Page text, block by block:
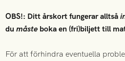
OBS!: Ditt årskort fungerar alltså
dumåste boka en (fri)biljett till
För att förhindra eventuella